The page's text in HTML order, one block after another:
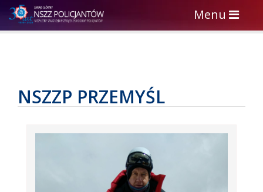
Toggle
navigation
Menu
NSZZP PRZEMYŚL